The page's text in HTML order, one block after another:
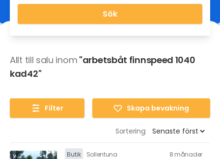
Sök
Allt till salu inom "arbetsbåt finnspeed 1040
kad42"
Filter Skapa bevakning
Sortering:
Butik Sollentuna 8 månader